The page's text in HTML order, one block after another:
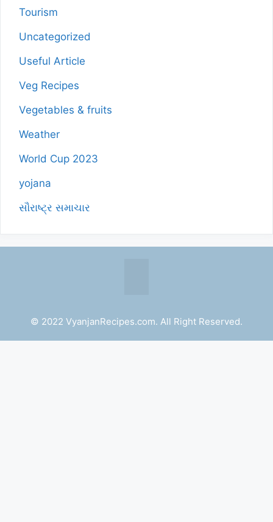
Tourism
Uncategorized
Useful Article
Veg Recipes
Vegetables & fruits
Weather
World Cup 2023
yojana
સૌરાષ્ટ્ર સમાચાર
© 2022 VyanjanRecipes.com. All Right Reserved.